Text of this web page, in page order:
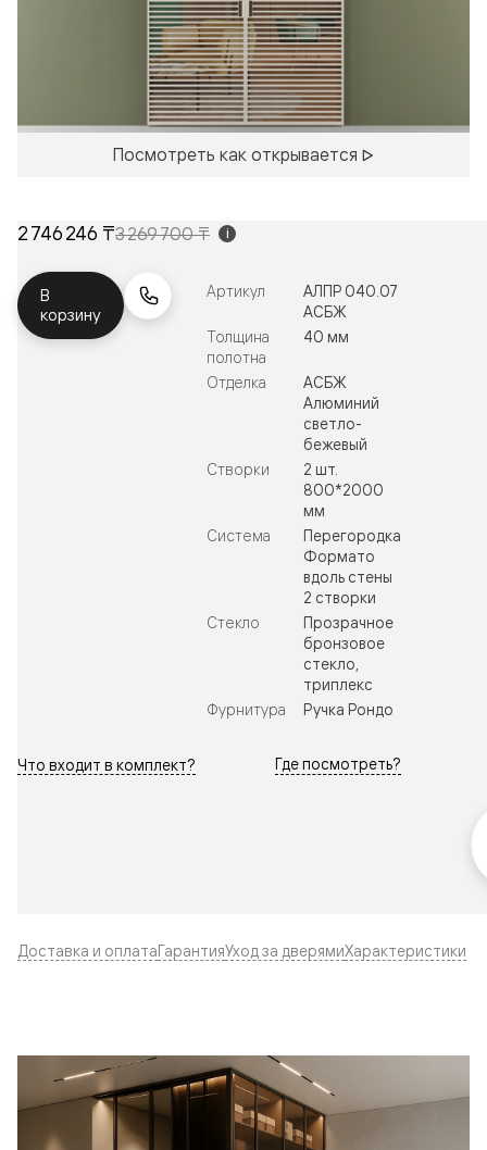
Посмотреть как открывается
2 746 246 ₸3 269 700 ₸ i
В
корзину
Артикул
АЛПР 040.07
АСБЖ
Толщина
полотна
40 мм
Отделка
АСБЖ
Алюминий
светло-
бежевый
Створки
2 шт.
800*2000
мм
Система
Перегородка
Формато
вдоль стены
2 створки
Стекло
Прозрачное
бронзовое
стекло,
триплекс
Фурнитура
Ручка Рондо
Что входит в комплект? Где посмотреть?
Доставка и оплатаГарантияУход за дверямиХарактеристики